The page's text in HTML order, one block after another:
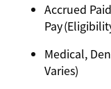
Accrued
Pay
Medical,
Varies)